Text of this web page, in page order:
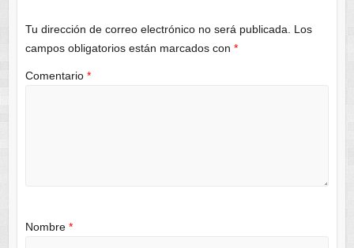
Tu dirección de correo electrónico no será publicada.
Los
campos obligatorios están marcados con *
Comentario *
Nombre *